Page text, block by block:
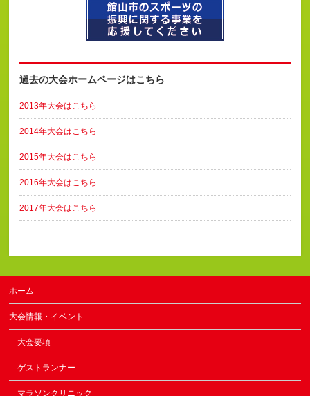
過去の大会ホームページはこちら
2013年大会はこちら
2014年大会はこちら
2015年大会はこちら
2016年大会はこちら
2017年大会はこちら
ホーム
大会情報・イベント
大会要項
ゲストランナー
マラソンクリニック